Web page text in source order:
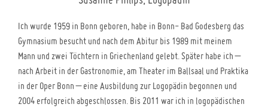
Ich wurde 1959 in Bonn geboren, habe in Bonn- Bad Godesberg das
Gymnasium besucht und nach dem Abitur bis 1989 mit meinem
Mann und zwei Töchtern in Griechenland gelebt. Später habe ich –
nach Arbeit in der Gastronomie, am Theater im Ballsaal und Praktika
in der Oper Bonn – eine Ausbildung zur Logopädin begonnen und
2004 erfolgreich abgeschlossen. Bis 2011 war ich in logopädischen